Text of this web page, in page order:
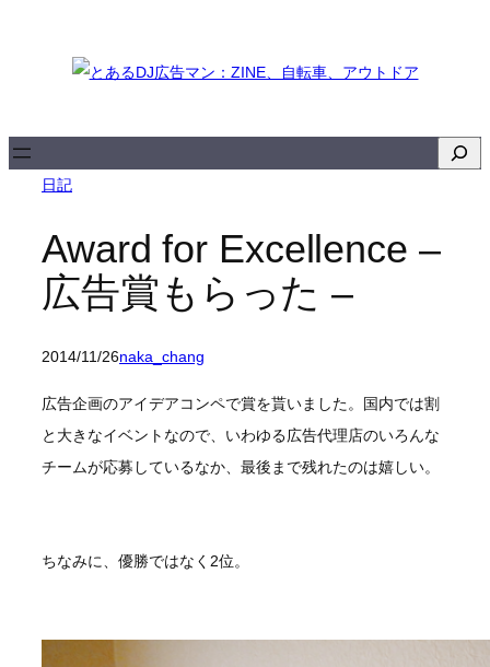
キ
日記
Award for Excellence –
広告賞もらった –
2014/11/26naka_chang
広告企画のアイデアコンペで賞を貰いました。国内では割
と大きなイベントなので、いわゆる広告代理店のいろんな
チームが応募しているなか、最後まで残れたのは嬉しい。
ちなみに、優勝ではなく2位。